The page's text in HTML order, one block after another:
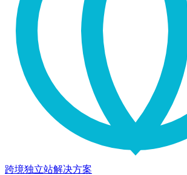
跨境独立站解决方案